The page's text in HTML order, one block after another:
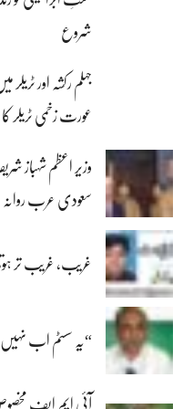
شروع
جہلم رکشہ اور ٹریلر
عورت زخمی ٹریلر
وزیر اعظم شہباز
سعودی عرب روانہ
غریب، غریب تر
“یہ سسٹم اب
آئی ایم ایف